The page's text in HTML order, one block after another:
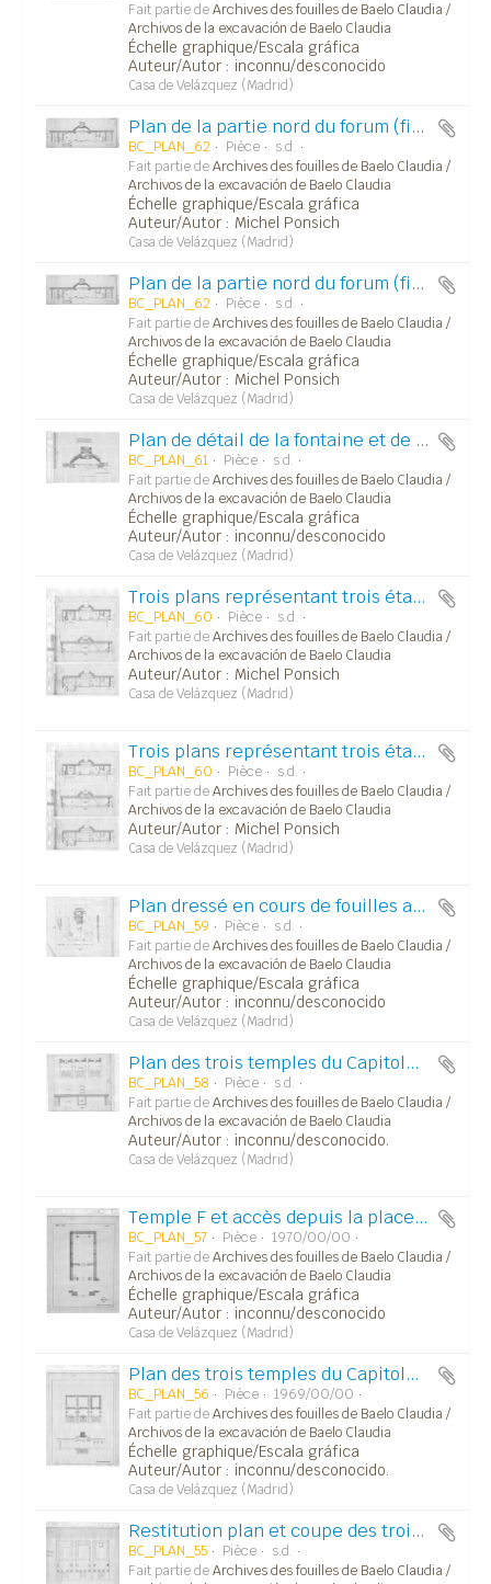
Fait partie deArchives des fouilles de Baelo Claudia /
Archivos de la excavación de Baelo Claudia
Échelle graphique/Escala gráfica
Auteur/Autor : inconnu/desconocido
Casa de Velázquez (Madrid)
Plan de la partie nord du forum (fig.6).
BC_PLAN_62 Pièce
s.d.
Fait partie deArchives des fouilles de Baelo Claudia /
Archivos de la excavación de Baelo Claudia
Échelle graphique/Escala gráfica
Auteur/Autor : Michel Ponsich
Casa de Velázquez (Madrid)
Plan de la partie nord du forum (fig.6).
BC_PLAN_62 Pièce
s.d.
Fait partie deArchives des fouilles de Baelo Claudia /
Archivos de la excavación de Baelo Claudia
Échelle graphique/Escala gráfica
Auteur/Autor : Michel Ponsich
Casa de Velázquez (Madrid)
Plan de détail de la fontaine et de l'autel au nord de la place du forum
BC_PLAN_61 Pièce
s.d.
Fait partie deArchives des fouilles de Baelo Claudia /
Archivos de la excavación de Baelo Claudia
Échelle graphique/Escala gráfica
Auteur/Autor : inconnu/desconocido
Casa de Velázquez (Madrid)
Trois plans représentant trois états successifs de la partie nord de la place du forum (fig. 3, 4, 5).
BC_PLAN_60 Pièce
s.d.
Fait partie deArchives des fouilles de Baelo Claudia /
Archivos de la excavación de Baelo Claudia
Auteur/Autor : Michel Ponsich
Casa de Velázquez (Madrid)
Trois plans représentant trois états successifs de la partie nord de la place du forum (fig. 3, 4, 5).
BC_PLAN_60 Pièce
s.d.
Fait partie deArchives des fouilles de Baelo Claudia /
Archivos de la excavación de Baelo Claudia
Auteur/Autor : Michel Ponsich
Casa de Velázquez (Madrid)
Plan dressé en cours de fouilles avec indication des matériaux trouvés.
BC_PLAN_59 Pièce
s.d.
Fait partie deArchives des fouilles de Baelo Claudia /
Archivos de la excavación de Baelo Claudia
Échelle graphique/Escala gráfica
Auteur/Autor : inconnu/desconocido
Casa de Velázquez (Madrid)
Plan des trois temples du Capitole et de la partie Nord du forum (autel et tribune) avec représentation des axes les uns part rapport aux autres.
BC_PLAN_58 Pièce
s.d.
Fait partie deArchives des fouilles de Baelo Claudia /
Archivos de la excavación de Baelo Claudia
Auteur/Autor : inconnu/desconocido.
Casa de Velázquez (Madrid)
Temple F et accès depuis la place du forum.
BC_PLAN_57 Pièce
1970/00/00
Fait partie deArchives des fouilles de Baelo Claudia /
Archivos de la excavación de Baelo Claudia
Échelle graphique/Escala gráfica
Auteur/Autor : inconnu/desconocido
Casa de Velázquez (Madrid)
Plan des trois temples du Capitole et de la partie Nord du forum (autel et fontaine).
BC_PLAN_56 Pièce
1969/00/00
Fait partie deArchives des fouilles de Baelo Claudia /
Archivos de la excavación de Baelo Claudia
Échelle graphique/Escala gráfica
Auteur/Autor : inconnu/desconocido.
Casa de Velázquez (Madrid)
Restitution plan et coupe des trois temples du Capitole.
BC_PLAN_55 Pièce
s.d.
Fait partie deArchives des fouilles de Baelo Claudia /